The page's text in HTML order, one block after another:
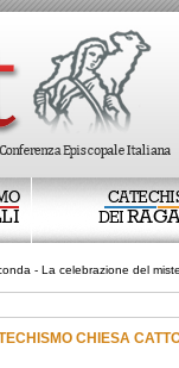
DEI
- La celebrazione del
CHIESA